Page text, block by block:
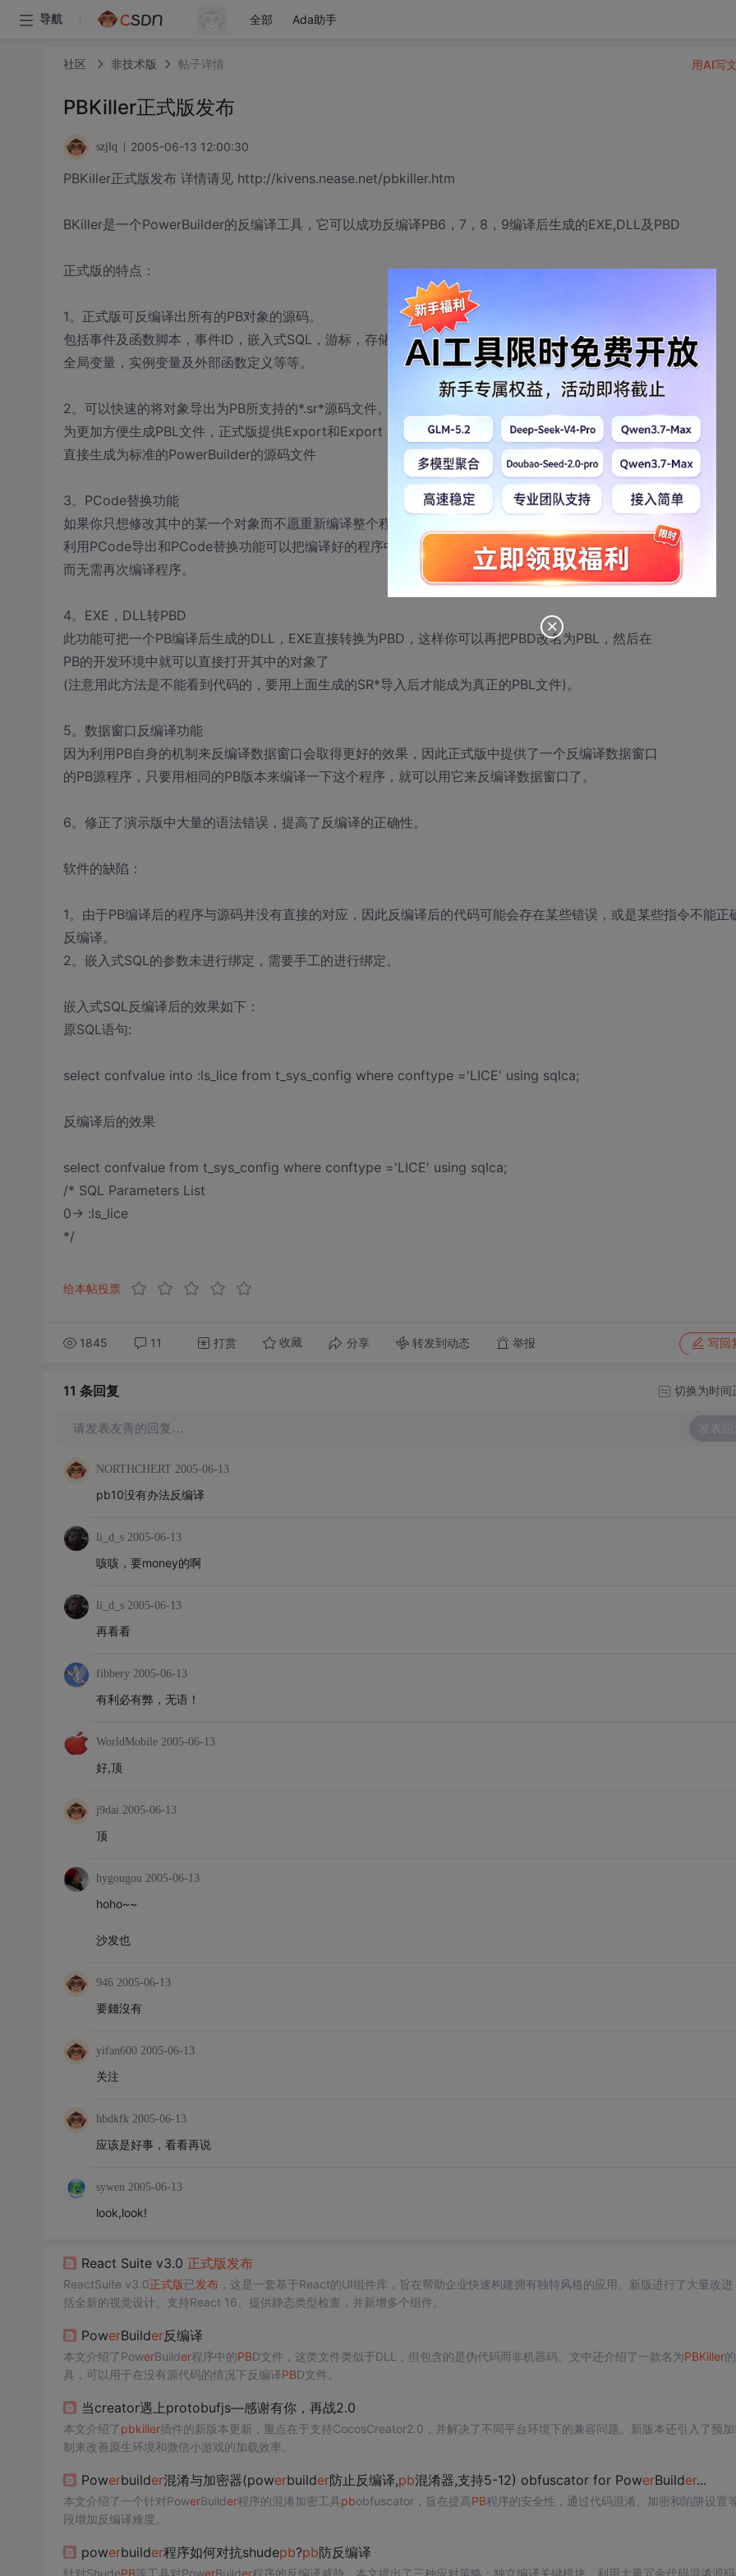
导航 全部 Ada助手
社区 非技术版 帖子详情
PBKiller正式版发布
szjlq 2005-06-13 12:00:30
PBKiller正式版发布 详情请见 http://kivens.nease.net/pbkiller.htm
BKiller是一个PowerBuilder的反编译工具，它可以成功反编译PB6，7，8，9编译后生成的EXE,DLL及PBD
正式版的特点：
1。正式版可反编译出所有的PB对象的源码。
包括事件及函数脚本，事件ID，嵌入式SQL，游标，存储过程，全局结构，窗口及对象中的结构，
全局变量，实例变量及外部函数定义等等。
2。可以快速的将对象导出为PB所支持的*.sr*源码文件。
为更加方便生成PBL文件，正式版提供Export和Export All 功能可以把DLL，PBD中的对象，
直接生成为标准的PowerBuilder的源码文件
3。PCode替换功能
如果你只想修改其中的某一个对象而不愿重新编译整个程序，那么这个功能能满足你的要求
利用PCode导出和PCode替换功能可以把编译好的程序中的某一个对象直接替换成另一个对象
而无需再次编译程序。
4。EXE，DLL转PBD
此功能可把一个PB编译后生成的DLL，EXE直接转换为PBD，这样你可以再把PBD改名为PBL，然后在
PB的开发环境中就可以直接打开其中的对象了
(注意用此方法是不能看到代码的，要用上面生成的SR*导入后才能成为真正的PBL文件)。
5。数据窗口反编译功能
因为利用PB自身的机制来反编译数据窗口会取得更好的效果，因此正式版中提供了一个反编译数据窗口
的PB源程序，只要用相同的PB版本来编译一下这个程序，就可以用它来反编译数据窗口了。
6。修正了演示版中大量的语法错误，提高了反编译的正确性。
软件的缺陷：
1。由于PB编译后的程序与源码并没有直接的对应，因此反编译后的代码可能会存在某些错误，或是某些指令不能正
反编译。
2。嵌入式SQL的参数未进行绑定，需要手工的进行绑定。
嵌入式SQL反编译后的效果如下：
原SQL语句:
select confvalue into :ls_lice from t_sys_config where conftype ='LICE' using sqlca;
反编译后的效果
select confvalue from t_sys_config where conftype ='LICE' using sqlca;
/* SQL Parameters List
0-> :ls_lice
*/
给本帖投票
1845 11 打赏 收藏 分享 转发到动态 举报 写回
用AI写
11 条回复 切换为时间
请发表友善的回复… 发表回
NORTHCHERT 2005-06-13
pb10没有办法反编译
li_d_s 2005-06-13
咳咳，要money的啊
li_d_s 2005-06-13
再看看
fibbery 2005-06-13
有利必有弊，无语！
WorldMobile 2005-06-13
好,顶
j9dai 2005-06-13
顶
hygougou 2005-06-13
hoho~~
沙发也
946 2005-06-13
要錢沒有
yifan600 2005-06-13
关注
hbdkfk 2005-06-13
应该是好事，看看再说
sywen 2005-06-13
look,look!
React Suite v3.0 正式版发布
ReactSuite v3.0正式版已发布，这是一套基于React的UI组件库，旨在帮助企业快速构建拥有独特风格的应用。新版进行了大量改进
括全新的视觉设计、支持React 16、提供静态类型检查，并新增多个组件。
PowerBuilder反编译
本文介绍了PowerBuilder程序中的PBD文件，这类文件类似于DLL，但包含的是伪代码而非机器码。文中还介绍了一款名为PBKiller
具，可以用于在没有源代码的情况下反编译PBD文件。
当creator遇上protobufjs—感谢有你，再战2.0
本文介绍了pbkiller插件的新版本更新，重点在于支持CocosCreator2.0，并解决了不同平台环境下的兼容问题。新版本还引入了预加
制来改善原生环境和微信小游戏的加载效率。
Powerbuilder混淆与加密器(powerbuilder防止反编译,pb混淆器,支持5-12) obfuscator for PowerBuilder...
本文介绍了一个针对PowerBuilder程序的混淆加密工具pbobfuscator，旨在提高PB程序的安全性，通过代码混淆、加密和陷阱设置
段增加反编译难度。
powerbuilder程序如何对抗shudepb?pb防反编译
针对ShudePB等工具对PowerBuilder程序的反编译威胁，本文提出了三种应对策略：独立编译关键模块、利用大量冗余代码混淆源码